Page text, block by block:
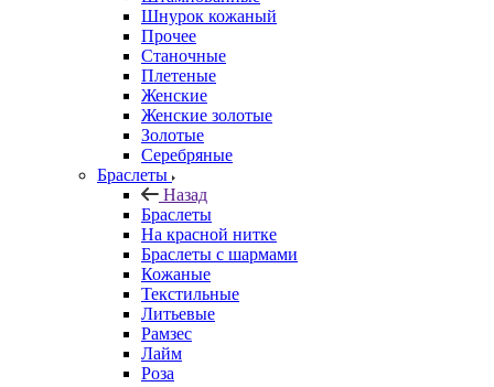
Шнурок кожаный
Прочее
Станочные
Плетеные
Женские
Женские золотые
Золотые
Серебряные
Браслеты
Назад
Браслеты
На красной нитке
Браслеты с шармами
Кожаные
Текстильные
Литьевые
Рамзес
Лайм
Роза